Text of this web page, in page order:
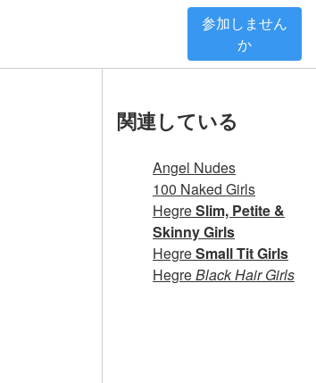
参加しません
か
関連している
Angel Nudes
100 Naked Girls
HegreSlim, Petite &
Skinny Girls
HegreSmall Tit Girls
HegreBlack Hair Girls